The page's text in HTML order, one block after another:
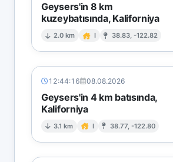
Geysers'in 8 km
kuzeybatısında, Kaliforniya
2.0 km I 38.83, -122.82
12:44:16 08.08.2026
Geysers'in 4 km batısında,
Kaliforniya
3.1 km I 38.77, -122.80